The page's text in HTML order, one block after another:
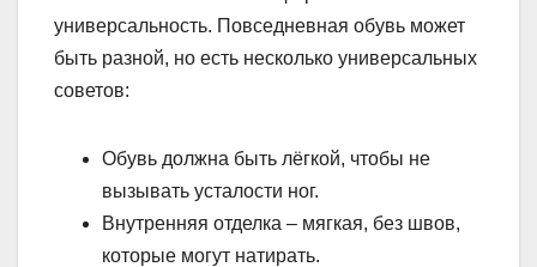
универсальность. Повседневная обувь может
быть разной, но есть несколько универсальных
советов:
Обувь должна быть лёгкой, чтобы не
вызывать усталости ног.
Внутренняя отделка – мягкая, без швов,
которые могут натирать.